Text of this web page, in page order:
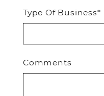
Type Of Business*
Comments